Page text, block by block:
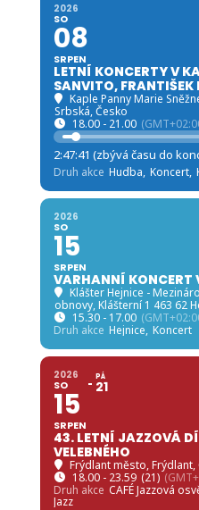
2026
SO
08
SRPEN
LETNÍ KONCERTY V
SANVITO, FRANTIŠEK
Kaple Panny Marie
Srbská, Česko
18.00 - 21.00
2:47:39 (zbývá času do
Druh akce Hudba, Koncert,
2026
SO
15
SRPEN
VARHANNÍ KONCERT
Klášter Hejnice -
obnovy, Klášterní 1 463 62
15.30 - 17.00
Druh akce Hejnice, Koncert
2026
SO
15
SRPEN
PÁ
21
43. LETNÍ JAZZOVÁ
VELEBNÉHO
Frýdlant město, Frýdlant,
18.00 - 23.59 (21)
Druh akce CAFÉ Jazzová
Jazz